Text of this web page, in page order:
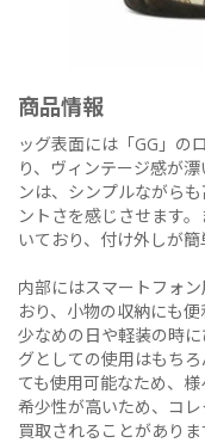
商品情報
ッグ表面には「GG」の
り、ヴィンテージ感が
ンは、シンプルながら
ントさを感じさせます
いており、付け外しが簡
内部にはスマートフォ
おり、小物の収納にも
少なめの日や軽装の時
グとしての使用はもち
ても使用可能なため、
希少性が高いため、コ
買取されることがありま